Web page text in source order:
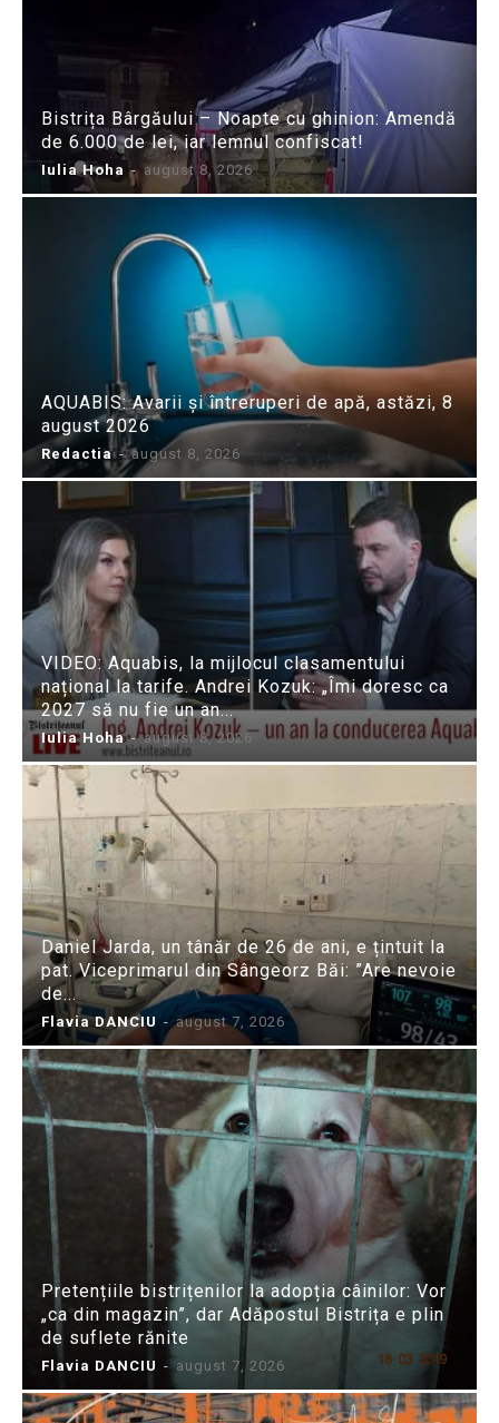
Bistrița Bârgăului – Noapte cu ghinion: Amendă
de 6.000 de lei, iar lemnul confiscat!
Iulia Hoha - august 8, 2026
AQUABIS: Avarii și întreruperi de apă, astăzi, 8
august 2026
Redactia - august 8, 2026
VIDEO: Aquabis, la mijlocul clasamentului
național la tarife. Andrei Kozuk: „Îmi doresc ca
2027 să nu fie un an...
Iulia Hoha - august 8, 2026
Daniel Jarda, un tânăr de 26 de ani, e țintuit la
pat. Viceprimarul din Sângeorz Băi: ”Are nevoie
de...
Flavia DANCIU - august 7, 2026
Pretențiile bistrițenilor la adopția câinilor: Vor
„ca din magazin”, dar Adăpostul Bistrița e plin
de suflete rănite
Flavia DANCIU - august 7, 2026